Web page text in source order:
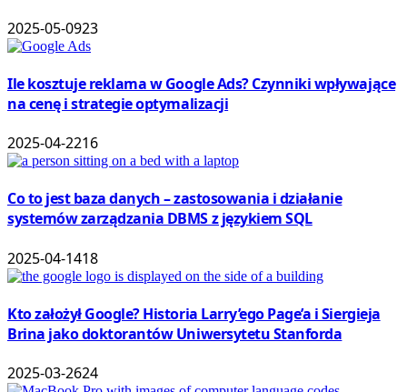
2025-05-0923
Ile kosztuje reklama w Google Ads? Czynniki wpływające
na cenę i strategie optymalizacji
2025-04-2216
Co to jest baza danych – zastosowania i działanie
systemów zarządzania DBMS z językiem SQL
2025-04-1418
Kto założył Google? Historia Larry’ego Page’a i Siergieja
Brina jako doktorantów Uniwersytetu Stanforda
2025-03-2624